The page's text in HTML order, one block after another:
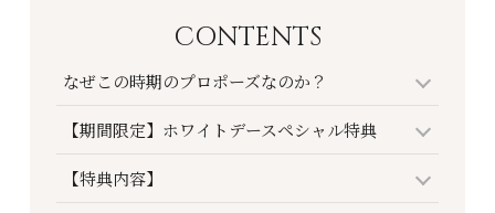
CONTENTS
なぜこの時期のプロポーズなのか？
【期間限定】ホワイトデースペシャル特典
【特典内容】